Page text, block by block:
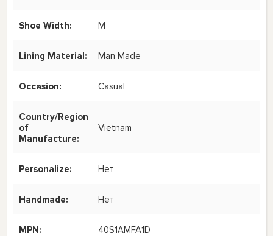
Shoe Width: M
Lining Material: Man Made
Occasion: Casual
Country/Region
of
Manufacture:
Vietnam
Personalize: Нет
Handmade: Нет
MPN: 40S1AMFA1D